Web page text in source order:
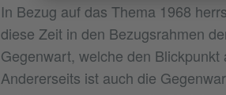
In Bezug auf das Thema 1968
diese Zeit in den Bezugsrahmen
Gegenwart, welche den
Andererseits ist auch die